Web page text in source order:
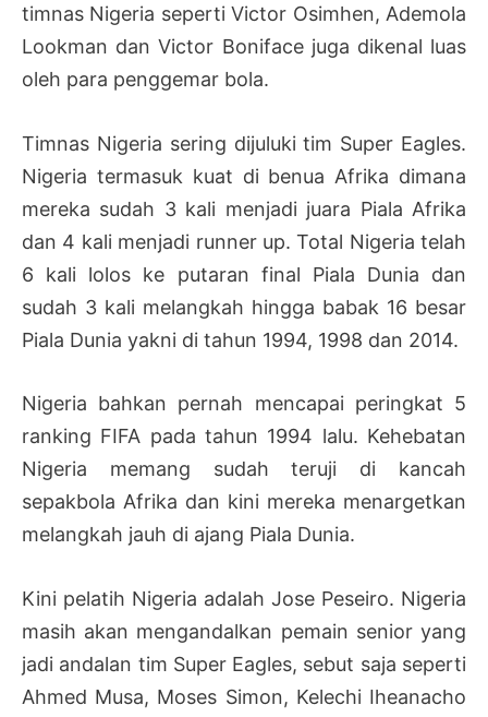
timnas Nigeria seperti Victor Osimhen, Ademola
Lookman dan Victor Boniface juga dikenal luas
oleh para penggemar bola.
Timnas Nigeria sering dijuluki tim Super Eagles.
Nigeria termasuk kuat di benua Afrika dimana
mereka sudah 3 kali menjadi juara Piala Afrika
dan 4 kali menjadi runner up. Total Nigeria telah
6 kali lolos ke putaran final Piala Dunia dan
sudah 3 kali melangkah hingga babak 16 besar
Piala Dunia yakni di tahun 1994, 1998 dan 2014.
Nigeria bahkan pernah mencapai peringkat 5
ranking FIFA pada tahun 1994 lalu. Kehebatan
Nigeria memang sudah teruji di kancah
sepakbola Afrika dan kini mereka menargetkan
melangkah jauh di ajang Piala Dunia.
Kini pelatih Nigeria adalah Jose Peseiro. Nigeria
masih akan mengandalkan pemain senior yang
jadi andalan tim Super Eagles, sebut saja seperti
Ahmed Musa, Moses Simon, Kelechi Iheanacho